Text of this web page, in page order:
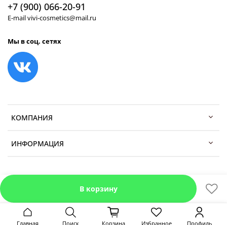
В корзину
КОМПАНИЯ
ИНФОРМАЦИЯ
+7 (900) 066-20-91
E-mail vivi-cosmetics@mail.ru
Мы в соц. сетях
Главная Поиск Корзина Избранное Профиль